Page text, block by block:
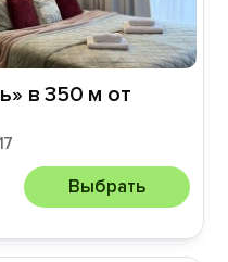
в 350 м от
Выбрать